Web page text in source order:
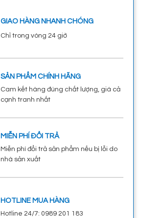
GIAO HÀNG NHANH CHÓNG
Chỉ trong vòng 24 giờ
SẢN PHẨM CHÍNH HÃNG
Cam kết hàng đúng chất lượng, giá cả
cạnh tranh nhất
MIỄN PHÍ ĐỔI TRẢ
Miễn phí đổi trả sản phẩm nếu bị lỗi do
nhà sản xuất
HOTLINE MUA HÀNG
Hotline 24/7: 0989 201 183